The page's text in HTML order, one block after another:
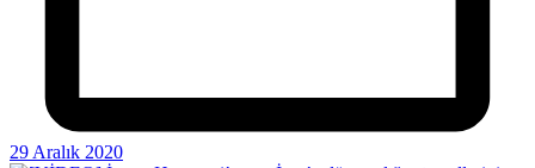
29 Aralık 2020